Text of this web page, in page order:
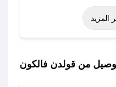
الجمعة البيضاء (شهر
الوطني، يوم التأسيس، أو
حتى عروض خاصة أخرى.
يمكنك العثور بسهولة على
المزيد
من قولدن فالكون